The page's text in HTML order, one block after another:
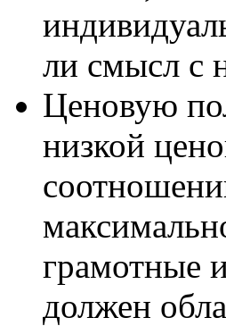
ли смысл с
Ценовую
низкой
грамотные
должен